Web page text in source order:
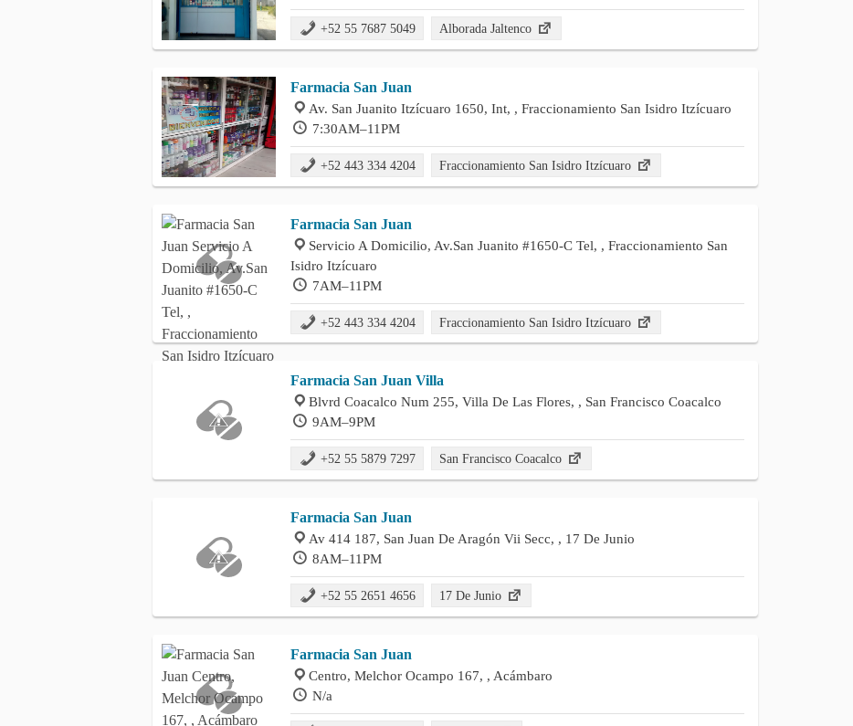
+52 55 7687 5049 Alborada Jaltenco
Farmacia San Juan
Av. San Juanito Itzícuaro 1650, Int, , Fraccionamiento San Isidro Itzícuaro
7:30AM–11PM
+52 443 334 4204 Fraccionamiento San Isidro Itzícuaro
Farmacia San Juan
Servicio A Domicilio, Av.San Juanito #1650-C Tel, , Fraccionamiento San
Isidro Itzícuaro
7AM–11PM
+52 443 334 4204 Fraccionamiento San Isidro Itzícuaro
Farmacia San Juan Villa
Blvrd Coacalco Num 255, Villa De Las Flores, , San Francisco Coacalco
9AM–9PM
+52 55 5879 7297 San Francisco Coacalco
Farmacia San Juan
Av 414 187, San Juan De Aragón Vii Secc, , 17 De Junio
8AM–11PM
+52 55 2651 4656 17 De Junio
Farmacia San Juan
Centro, Melchor Ocampo 167, , Acámbaro
N/a